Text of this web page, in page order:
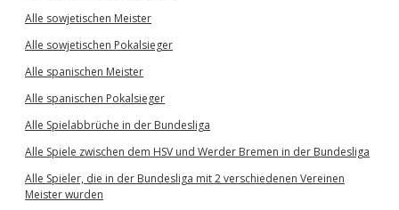
Alle sowjetischen Meister
Alle sowjetischen Pokalsieger
Alle spanischen Meister
Alle spanischen Pokalsieger
Alle Spielabbrüche in der Bundesliga
Alle Spiele zwischen dem HSV und Werder Bremen in der Bundesliga
Alle Spieler, die in der Bundesliga mit 2 verschiedenen Vereinen
Meister wurden